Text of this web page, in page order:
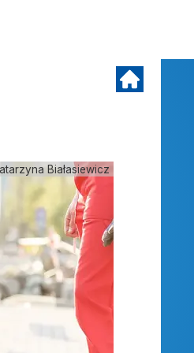
Białasiewicz